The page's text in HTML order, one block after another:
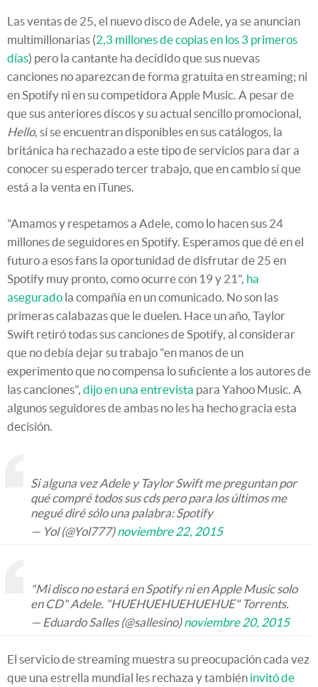
Las ventas de 25, el nuevo disco de Adele, ya se anuncian
multimillonarias (2,3 millones de copias en los 3 primeros
días) pero la cantante ha decidido que sus nuevas
canciones no aparezcan de forma gratuita en streaming; ni
en Spotify ni en su competidora Apple Music. A pesar de
que sus anteriores discos y su actual sencillo promocional,
Hello, sí se encuentran disponibles en sus catálogos, la
británica ha rechazado a este tipo de servicios para dar a
conocer su esperado tercer trabajo, que en cambio sí que
está a la venta en iTunes.
"Amamos y respetamos a Adele, como lo hacen sus 24
millones de seguidores en Spotify. Esperamos que dé en el
futuro a esos fans la oportunidad de disfrutar de 25 en
Spotify muy pronto, como ocurre con 19 y 21", ha
asegurado la compañía en un comunicado. No son las
primeras calabazas que le duelen. Hace un año, Taylor
Swift retiró todas sus canciones de Spotify, al considerar
que no debía dejar su trabajo "en manos de un
experimento que no compensa lo suficiente a los autores de
las canciones", dijo en una entrevista para Yahoo Music. A
algunos seguidores de ambas no les ha hecho gracia esta
decisión.
Si alguna vez Adele y Taylor Swift me preguntan por
qué compré todos sus cds pero para los últimos me
negué diré sólo una palabra: Spotify
— Yol (@Yol777)noviembre 22, 2015
"Mi disco no estará en Spotify ni en Apple Music solo
en CD" Adele. "HUEHUEHUEHUEHUE" Torrents.
— Eduardo Salles (@sallesino)noviembre 20, 2015
El servicio de streaming muestra su preocupación cada vez
que una estrella mundial les rechaza y también invitó de